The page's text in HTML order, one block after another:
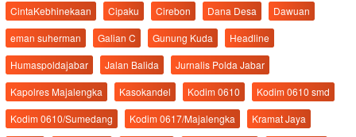
CintaKebhinekaan Cipaku Cirebon Dana Desa
Dawuan
eman suherman
Galian C Gunung Kuda
Headline
Humaspoldajabar
Jalan Balida
Jurnalis Polda Jabar
Kapolres Majalengka
Kasokandel Kodim 0610
Kodim 0610 smd
Kodim 0610/Sumedang
Kodim 0617/Majalengka
Kramat Jaya